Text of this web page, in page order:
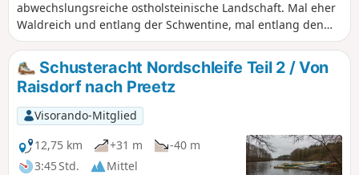
abwechslungsreiche ostholsteinische Landschaft. Mal eher
Waldreich und entlang der Schwentine, mal entlang den
typischen Knicks, Gutshöfe oder Naturschutzgebieten der
Region. Insbesondere die Südschleife bietet einige
Varianten zum Radfahren und Wandern an. Die hier
genutzen Varianten, sind die für Wanderer attraktivsten.
Das Zentrum ist der Marktplatz von Preetz. Von hier lässt
sich, in zwei bis vier Etappen, die Nord- und Südschleife
der Schusteracht erwandern. Je nach Routenwahl sind so
bis zu 74 Kilometer Gesamtlänge möglich.
Schusteracht Nordschleife Teil 2 / Von
Raisdorf nach Preetz
Visorando-Mitglied
12,75 km
+31 m
-40 m
3:45 Std.
Mittel